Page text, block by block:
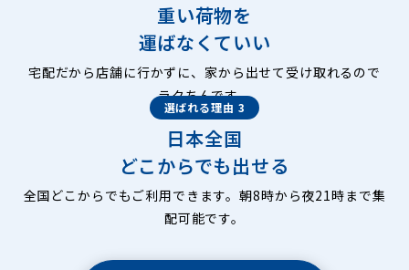
重い荷物を
運ばなくていい
宅配だから店舗に行かずに、家から出せて受け取れるので
ラクちんです。
選ばれる理由 3
日本全国
どこからでも出せる
全国どこからでもご利用できます。朝8時から夜21時まで集
配可能です。